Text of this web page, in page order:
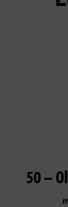
50 –